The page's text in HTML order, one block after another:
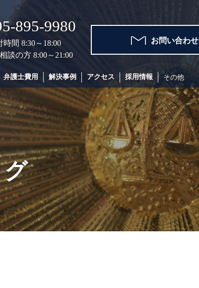
お問い合わせ
895-9980
時間 8:30～18:00
談の方 8:00～21:00
弁護士費用 解決事例 アクセス 採用情報 その他